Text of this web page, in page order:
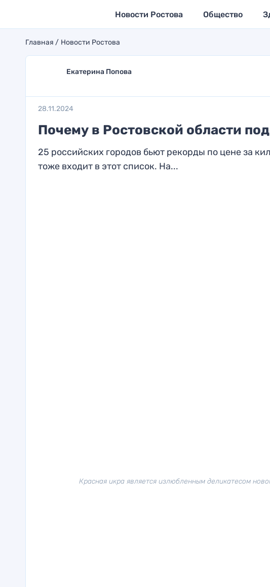
Новости Ростова Общество
Главная Новости Ростова
Екатерина Попова
28.11.2024
Почему в Ростовской области
25 российских городов бьют рекорды по цене за
тоже входит в этот список. На...
Красная икра является излюбленным деликатесом